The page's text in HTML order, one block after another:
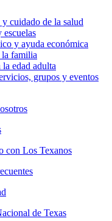
cuidado de la salud
escuelas
y ayuda económica
familia
edad adulta
grupos y eventos
con Los Texanos
de Texas